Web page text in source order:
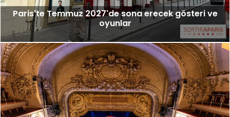
Paris'te Temmuz 2027'de sona erecek gösteri ve
oyunlar